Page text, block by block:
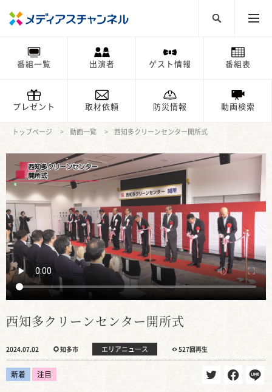
番組一覧 出演者 ゲスト情報 番組表
プレゼント 取材依頼 防災情報 動画検索
トップページ 動画一覧 西知多クリーンセンター開所式
西知多クリーンセンター開所式
2024.07.02 知多市 エリアニュース 527回再生
新着 注目